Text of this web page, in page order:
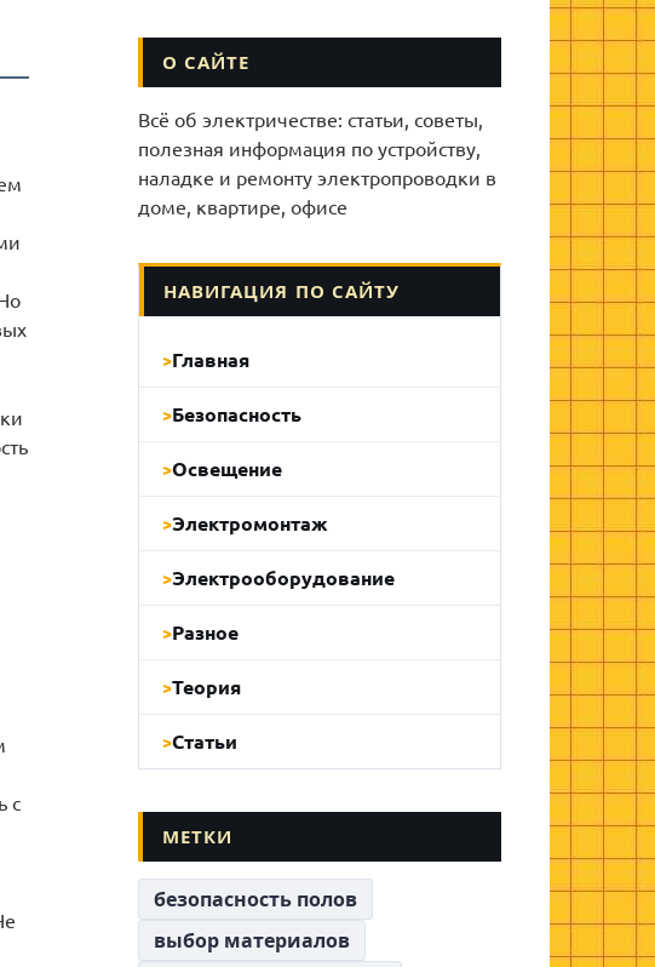
с
О САЙТЕ
Всё об электричестве: статьи, советы,
полезная информация по устройству,
наладке и ремонту электропроводки в
доме, квартире, офисе
НАВИГАЦИЯ ПО САЙТУ
Главная
Безопасность
Освещение
Электромонтаж
Электрооборудование
Разное
Теория
Статьи
МЕТКИ
безопасность полов
выбор материалов